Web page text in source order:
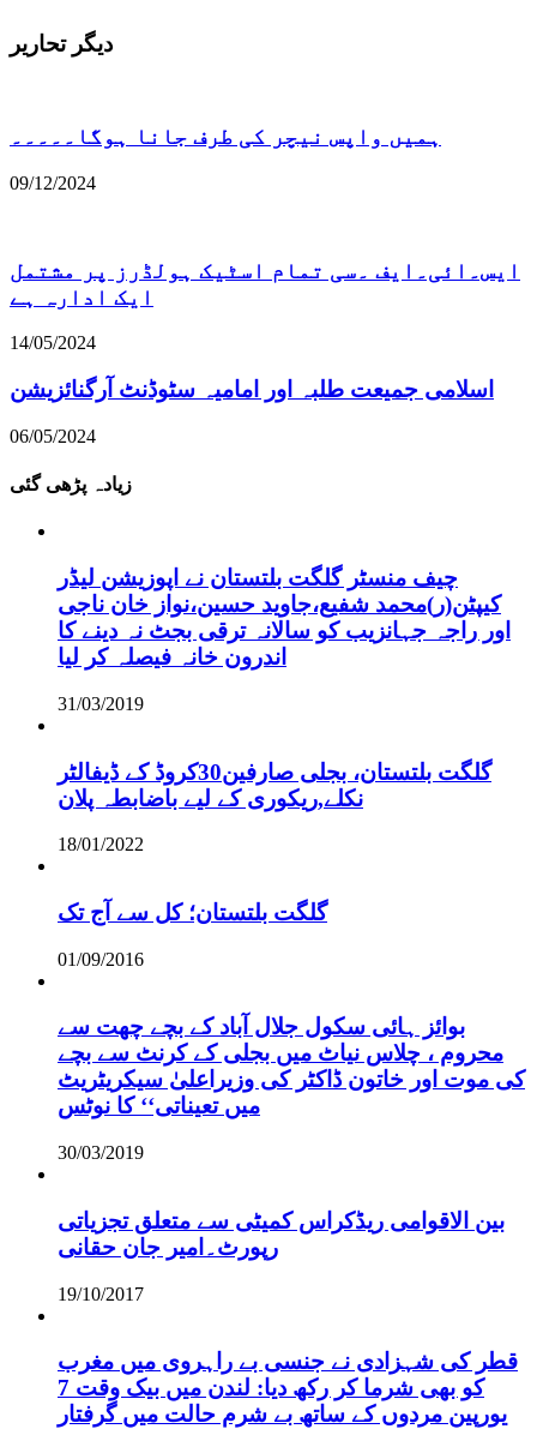
دیگر تحاریر
ہمیں واپس نیچر کی طرف جانا ہوگا۔۔۔۔۔
09/12/2024
ایس۔ائی۔ایف ۔سی تمام اسٹیک ہولڈرز پر مشتمل
ایک ادارہ ہے
14/05/2024
اسلامی جمیعت طلبہ اور امامیہ سٹوڈنٹ آرگنائزیشن
06/05/2024
زیادہ پڑھی گئی
چیف منسٹر گلگت بلتستان نے اپوزیشن لیڈر
کیپٹن(ر)محمد شفیع،جاوید حسین،نواز خان ناجی
اور راجہ جہانزیب کو سالانہ ترقی بجٹ نہ دینے کا
اندرون خانہ فیصلہ کر لیا
31/03/2019
گلگت بلتستان، بجلی صارفین30کروڈ کے ڈیفالٹر
نکلے,ریکوری کے لیے باضابطہ پلان
18/01/2022
گلگت بلتستان؛ کل سے آج تک
01/09/2016
بوائز ہائی سکول جلال آباد کے بچے چھت سے
محروم ، چلاس نیاٹ میں بجلی کے کرنٹ سے بچے
کی موت اور خاتون ڈاکٹر کی وزیراعلیٰ سیکریٹریٹ
میں تعیناتی‘‘ کا نوٹس
30/03/2019
بین الاقوامی ریڈکراس کمیٹی سے متعلق تجزیاتی
رپورٹ۔امیر جان حقانی
19/10/2017
قطر کی شہزادی نے جنسی بے راہروی میں مغرب
کو بھی شرما کر رکھ دیا: لندن میں بیک وقت 7
یورپین مردوں کے ساتھ بے شرم حالت میں گرفتار